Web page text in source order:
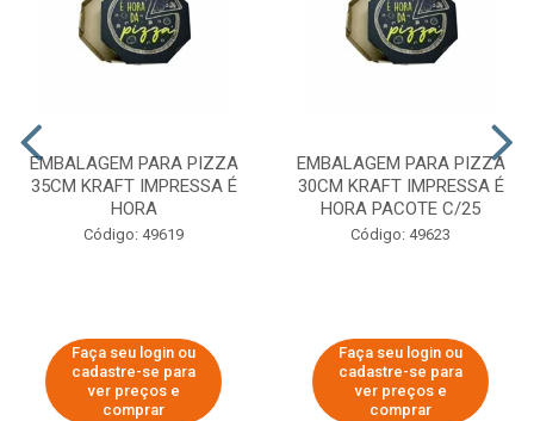
EMBALAGEM PARA PIZZA
35CM KRAFT IMPRESSA É
HORA
Código: 49619
Faça seu login ou
cadastre-se para
ver preços e
comprar
EMBALAGEM PARA PIZZA
30CM KRAFT IMPRESSA É
HORA PACOTE C/25
Código: 49623
Faça seu login ou
cadastre-se para
ver preços e
comprar